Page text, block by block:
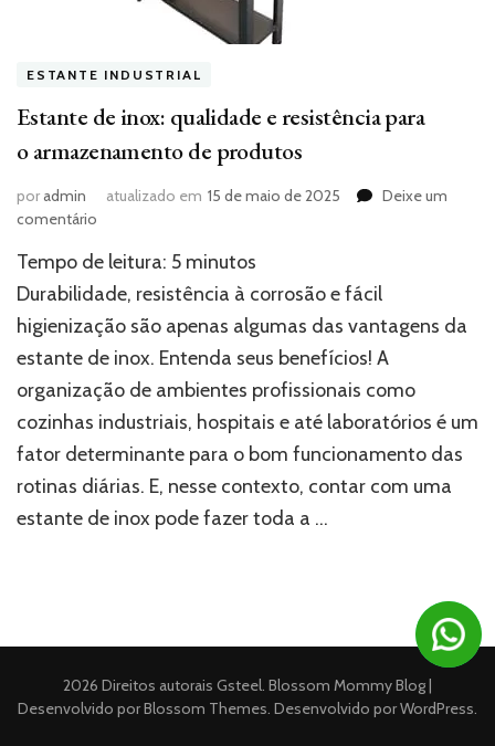
ESTANTE INDUSTRIAL
Estante de inox: qualidade e resistência para
o armazenamento de produtos
poradmin atualizado em 15 de maio de 2025
Deixe um
comentário
de
inox:
e
resistência
para
o
armazenamento
de
produtos
Tempo de leitura: 5 minutos
Durabilidade, resistência à corrosão e fácil
higienização são apenas algumas das vantagens da
estante de inox. Entenda seus benefícios! A
organização de ambientes profissionais como
cozinhas industriais, hospitais e até laboratórios é um
fator determinante para o bom funcionamento das
rotinas diárias. E, nesse contexto, contar com uma
estante de inox pode fazer toda a …
2026 Direitos autorais Gsteel. Blossom Mommy Blog |
Desenvolvido porBlossom Themes. Desenvolvido porWordPress.